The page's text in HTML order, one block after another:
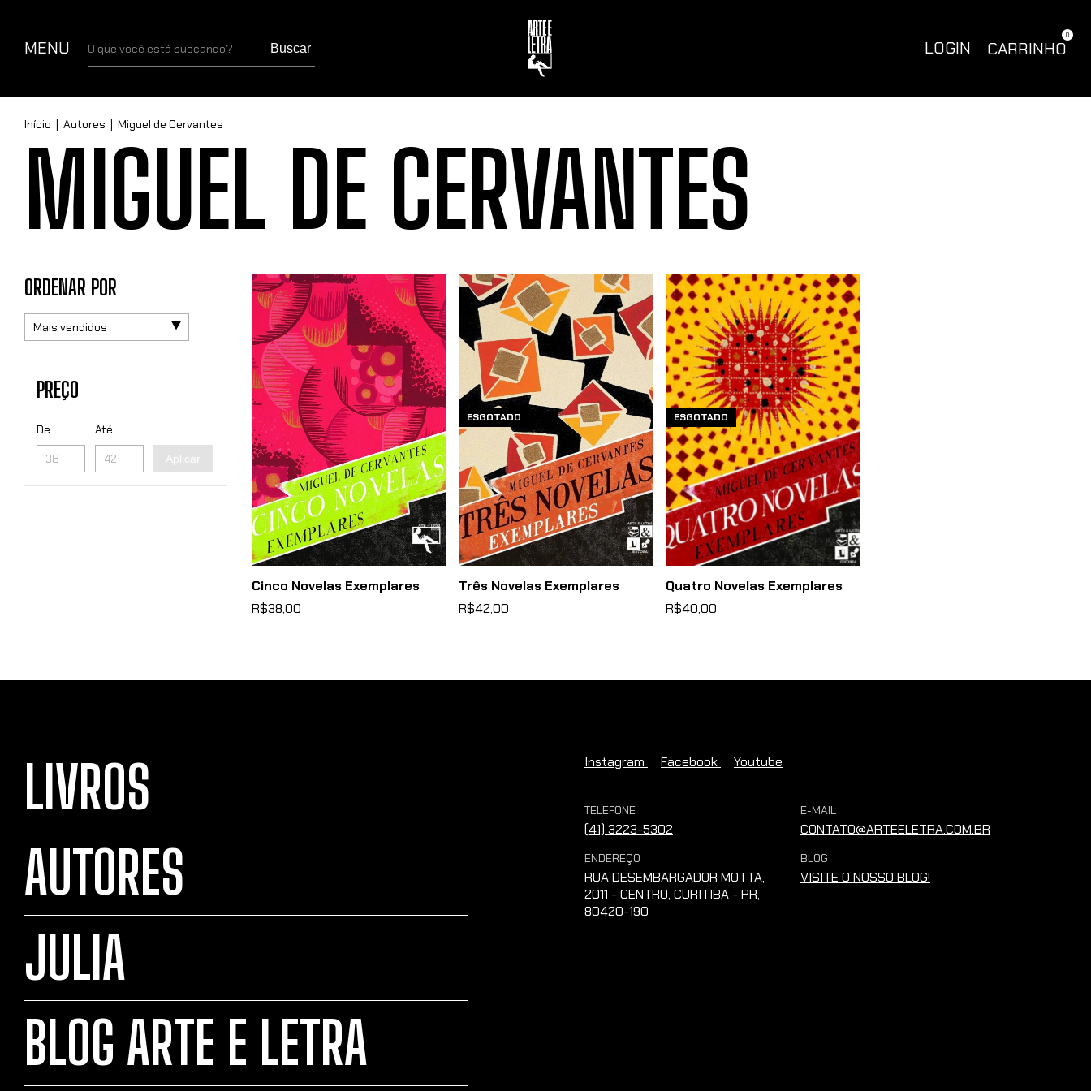
MENU Buscar LOGIN CARRINHO
0
Início Autores Miguel de Cervantes
MIGUEL DE CERVANTES
ORDENAR POR
PREÇO
De Até
Aplicar
Cinco Novelas Exemplares
R$38,00
ESGOTADO
Três Novelas Exemplares
R$42,00
ESGOTADO
Quatro Novelas Exemplares
R$40,00
LIVROS
AUTORES
JULIA
BLOG ARTE E LETRA
Instagram Facebook Youtube
TELEFONE
(41) 3223-5302
E-MAIL
CONTATO@ARTEELETRA.COM.BR
ENDEREÇO
RUA DESEMBARGADOR MOTTA,
2011 - CENTRO, CURITIBA - PR,
80420-190
BLOG
VISITE O NOSSO BLOG!